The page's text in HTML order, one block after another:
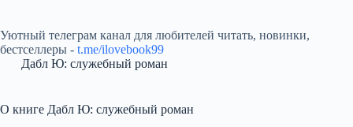
Уютный телеграм канал для любителей читать, новинки,
бестселлеры - t.me/ilovebook99
Дабл Ю: служебный роман
О книге Дабл Ю: служебный роман